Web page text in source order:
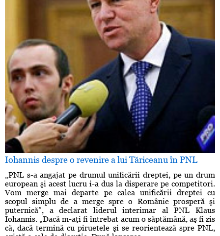
Iohannis despre o revenire a lui Tăriceanu în PNL
„PNL s-a angajat pe drumul unificării dreptei, pe un drum
european şi acest lucru i-a dus la disperare pe competitori.
Vom merge mai departe pe calea unificării dreptei cu
scopul simplu de a merge spre o Românie prosperă şi
puternică”, a declarat liderul interimar al PNL Klaus
Iohannis. „Dacă m-aţi fi întrebat acum o săptămână, aş fi zis
că, dacă termină cu piruetele şi se reorientează spre PNL,